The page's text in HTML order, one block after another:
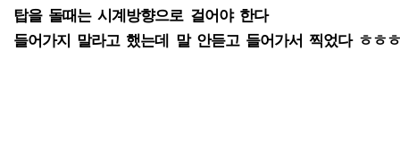
탑을 돌때는 시계방향으로 걸어야 한다
들어가지 말라고 했는데 말 안듣고 들어가서 찍었다 ㅎㅎ